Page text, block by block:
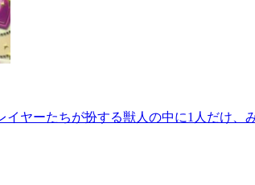
ヤーたちが扮する獣人の中に1人だけ